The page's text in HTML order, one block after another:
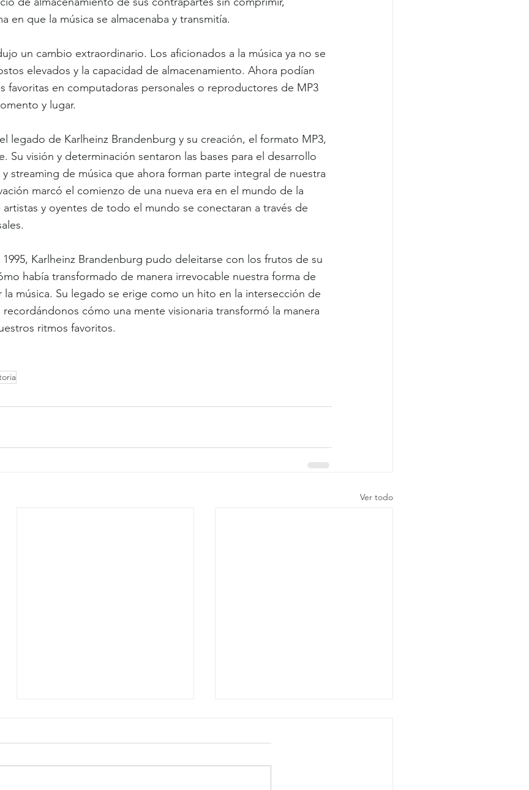
en que la música se almacenaba y transmitía.
un cambio extraordinario. Los aficionados a la música ya no se
elevados y la capacidad de almacenamiento. Ahora podían
favoritas en computadoras personales o reproductores de MP3
y lugar.
legado de Karlheinz Brandenburg y su creación, el formato MP3,
Su visión y determinación sentaron las bases para el desarrollo
streaming de música que ahora forman parte integral de nuestra
marcó el comienzo de una nueva era en el mundo de la
y oyentes de todo el mundo se conectaran a través de
Karlheinz Brandenburg pudo deleitarse con los frutos de su
había transformado de manera irrevocable nuestra forma de
música. Su legado se erige como un hito en la intersección de
recordándonos cómo una mente visionaria transformó la manera
ritmos favoritos.
Ver todo